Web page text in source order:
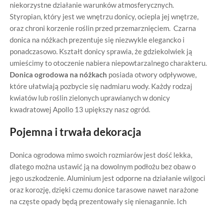
niekorzystne działanie warunków atmosferycznych.
Styropian, który jest we wnętrzu donicy, ociepla jej wnętrze,
oraz chroni korzenie roślin przed przemarznięciem. Czarna
donica na nóżkach prezentuje się niezwykle elegancko i
ponadczasowo. Kształt donicy sprawia, że gdziekolwiek ją
umieścimy to otoczenie nabiera niepowtarzalnego charakteru.
Donica ogrodowa na nóżkach posiada otwory odpływowe,
które ułatwiają pozbycie się nadmiaru wody. Każdy rodzaj
kwiatów lub roślin zielonych uprawianych w donicy
kwadratowej Apollo 13 upiększy nasz ogród.
Pojemna i trwała dekoracja
Donica ogrodowa mimo swoich rozmiarów jest dość lekka,
dlatego można ustawić ją na dowolnym podłożu bez obaw o
jego uszkodzenie. Aluminium jest odporne na działanie wilgoci
oraz korozję, dzięki czemu donice tarasowe nawet narażone
na częste opady będą prezentowały się nienagannie. Ich